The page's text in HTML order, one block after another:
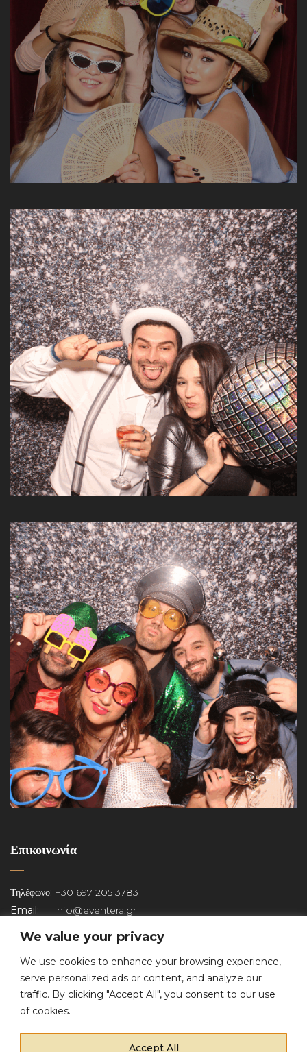
We value your privacy
We use cookies to enhance your browsing experience,
serve personalized ads or content, and analyze our
traffic. By clicking "Accept All", you consent to our use
of cookies.
Accept All
Επικοινωνία
Τηλέφωνο: +30 697 205 3783
Email:
info@eventera.gr
Copyright © 2022 Eventera. All Rights Reserved.